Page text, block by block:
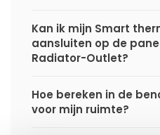
Kan ik mijn Smart
aansluiten op de
Radiator-Outlet?
Hoe bereken in de
voor mijn ruimte?